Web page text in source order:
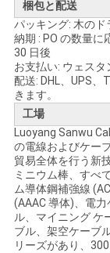
POLICY
梱包と配送
パッキング: 木の
納期 : PO の数量に
30 日後
お支払い: ウェス
配送: DHL、UPS
きます。
工場
Luoyang Sanwu
の電線およびケー
貿易全体を行う新
ミニウム棒、すべ
ム導体鋼補強線
(AAAC 導体)、電
ル、マイニング ケ
ブル、架空ケーブ
リーズがあり、